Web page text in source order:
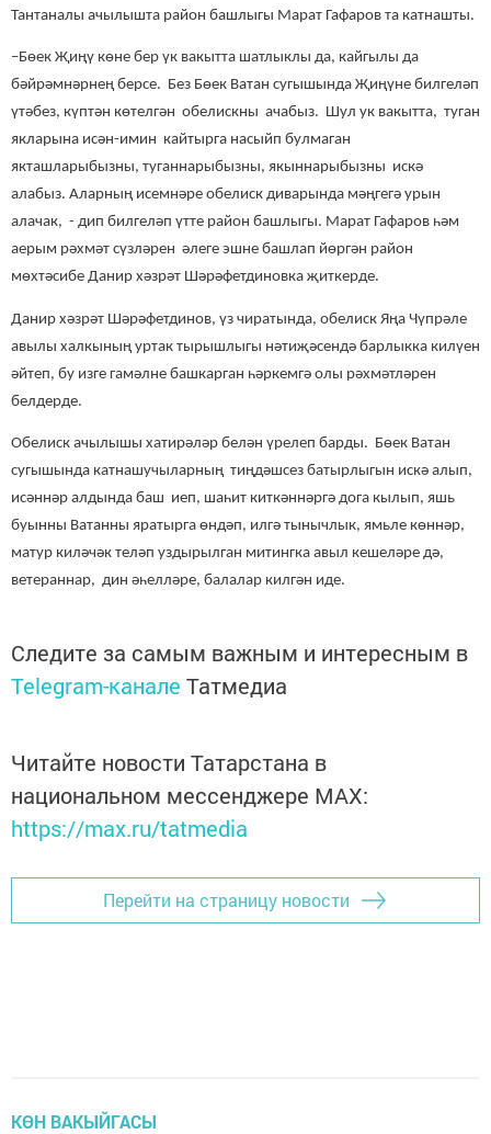
Тантаналы ачылышта район башлыгы Марат Гафаров та катнашты.
–Бөек Җиңү көне бер үк вакытта шатлыклы да, кайгылы да
бәйрәмнәрнең берсе. Без Бөек Ватан сугышында Җиңүне билгеләп
үтәбез, күптән көтелгән обелискны ачабыз. Шул ук вакытта, туган
якларына исән-имин кайтырга насыйп булмаган
якташларыбызны, туганнарыбызны, якыннарыбызны искә
алабыз. Аларның исемнәре обелиск диварында мәңгегә урын
алачак, - дип билгеләп үтте район башлыгы. Марат Гафаров һәм
аерым рәхмәт сүзләрен әлеге эшне башлап йөргән район
мөхтәсибе Данир хәзрәт Шәрәфетдиновка җиткерде.
Данир хәзрәт Шәрәфетдинов, үз чиратында, обелиск Яңа Чүпрәле
авылы халкының уртак тырышлыгы нәтиҗәсендә барлыкка килүен
әйтеп, бу изге гамәлне башкарган һәркемгә олы рәхмәтләрен
белдерде.
Обелиск ачылышы хатирәләр белән үрелеп барды. Бөек Ватан
сугышында катнашучыларның тиңдәшсез батырлыгын искә алып,
исәннәр алдында баш иеп, шаһит киткәннәргә дога кылып, яшь
буынны Ватанны яратырга өндәп, илгә тынычлык, ямьле көннәр,
матур киләчәк теләп уздырылган митингка авыл кешеләре дә,
ветераннар, дин әһелләре, балалар килгән иде.
Следите за самым важным и интересным в
Telegram-канале Татмедиа
Читайте новости Татарстана в
национальном мессенджере MАХ:
https://max.ru/tatmedia
Перейти на страницу новости
КӨН ВАКЫЙГАСЫ